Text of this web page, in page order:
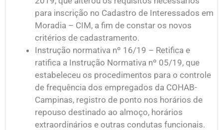
para inscrição no Cadastro de Interessados em
Moradia – CIM, a fim de constar os novos
critérios de cadastramento.
Instrução normativa nº 16/19 – Retifica e
ratifica a Instrução Normativa nº 05/19, que
estabeleceu os procedimentos para o controle
de frequência dos empregados da COHAB-
Campinas, registro de ponto nos horários de
repouso destinado ao almoço, horários
extraordinários e outras condutas funcionais.